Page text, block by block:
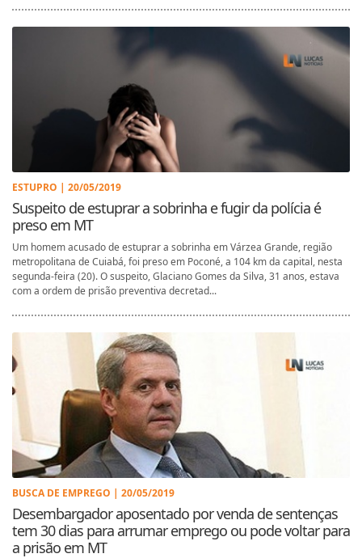
ESTUPRO | 20/05/2019
Suspeito de estuprar a sobrinha e fugir da polícia é
preso em MT
Um homem acusado de estuprar a sobrinha em Várzea Grande, região
metropolitana de Cuiabá, foi preso em Poconé, a 104 km da capital, nesta
segunda-feira (20). O suspeito, Glaciano Gomes da Silva, 31 anos, estava
com a ordem de prisão preventiva decretad...
BUSCA DE EMPREGO | 20/05/2019
Desembargador aposentado por venda de sentenças
tem 30 dias para arrumar emprego ou pode voltar para
a prisão em MT